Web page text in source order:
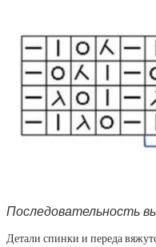
Последовательность
Детали спинки и переда